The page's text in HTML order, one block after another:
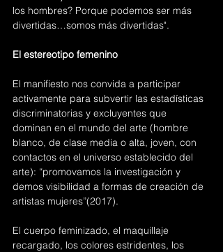
los hombres? Porque podemos ser más
divertidas…somos más divertidas".
El estereotipo femenino
El manifiesto nos convida a participar
activamente para subvertir las estadísticas
discriminatorias y excluyentes que
dominan en el mundo del arte (hombre
blanco, de clase media o alta, joven, con
contactos en el universo establecido del
arte): “promovamos la investigación y
demos visibilidad a formas de creación de
artistas mujeres”(2017).
El cuerpo feminizado, el maquillaje
recargado, los colores estridentes, los